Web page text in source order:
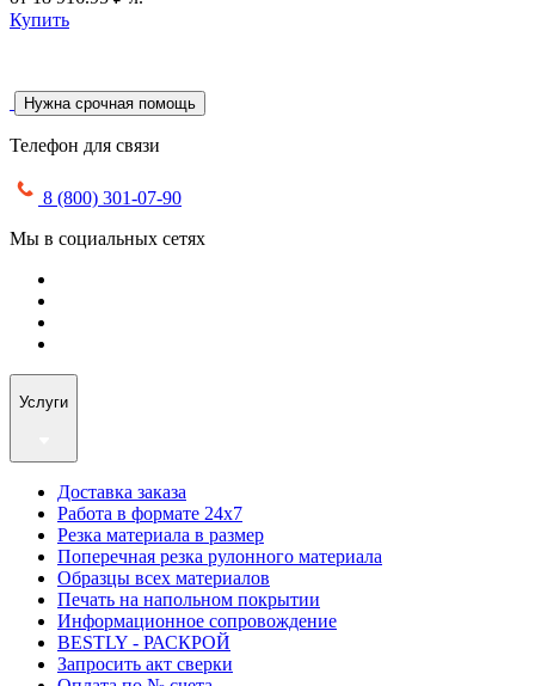
Купить
Нужна срочная помощь
Телефон для связи
8 (800) 301-07-90
Мы в социальных сетях
Услуги
Доставка заказа
Работа в формате 24х7
Резка материала в размер
Поперечная резка рулонного материала
Образцы всех материалов
Печать на напольном покрытии
Информационное сопровождение
BESTLY - РАСКРОЙ
Запросить акт сверки